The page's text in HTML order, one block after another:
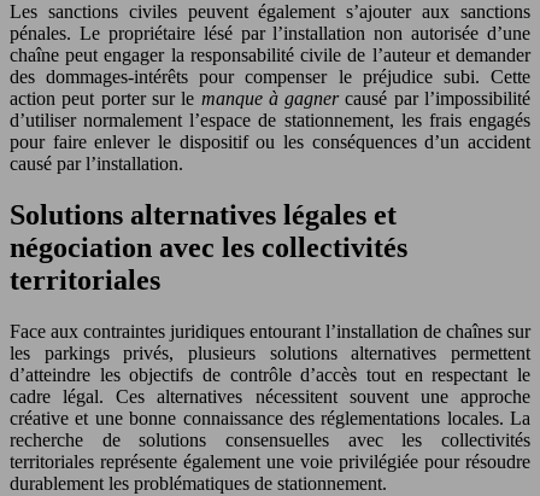
Les sanctions civiles peuvent également s’ajouter aux sanctions
pénales. Le propriétaire lésé par l’installation non autorisée d’une
chaîne peut engager la responsabilité civile de l’auteur et demander
des dommages-intérêts pour compenser le préjudice subi. Cette
action peut porter sur le manque à gagnercausé par l’impossibilité
d’utiliser normalement l’espace de stationnement, les frais engagés
pour faire enlever le dispositif ou les conséquences d’un accident
causé par l’installation.
Solutions alternatives légales et
négociation avec les collectivités
territoriales
Face aux contraintes juridiques entourant l’installation de chaînes sur
les parkings privés, plusieurs solutions alternatives permettent
d’atteindre les objectifs de contrôle d’accès tout en respectant le
cadre légal. Ces alternatives nécessitent souvent une approche
créative et une bonne connaissance des réglementations locales. La
recherche de solutions consensuelles avec les collectivités
territoriales représente également une voie privilégiée pour résoudre
durablement les problématiques de stationnement.